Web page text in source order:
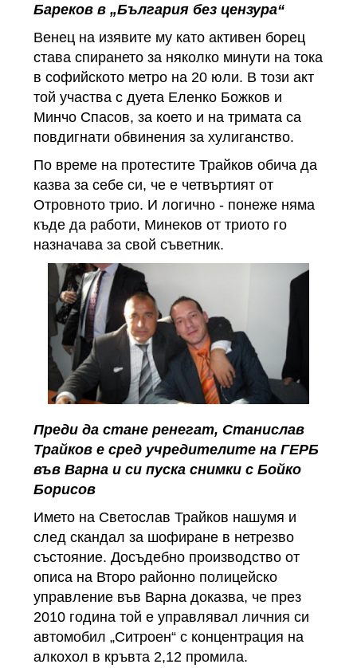
Бареков в „България без цензура“
Венец на изявите му като активен борец
става спирането за няколко минути на тока
в софийското метро на 20 юли. В този акт
той участва с дуета Еленко Божков и
Минчо Спасов, за което и на тримата са
повдигнати обвинения за хулиганство.
По време на протестите Трайков обича да
казва за себе си, че е четвъртият от
Отровното трио. И логично - понеже няма
къде да работи, Минеков от триото го
назначава за свой съветник.
Преди да стане ренегат, Станислав
Трайков е сред учредителите на ГЕРБ
във Варна и си пуска снимки с Бойко
Борисов
Името на Светослав Трайков нашумя и
след скандал за шофиране в нетрезво
състояние. Досъдебно производство от
описа на Второ районно полицейско
управление във Варна доказва, че през
2010 година той e управлявал личния си
автомобил „Ситроен“ с концентрация на
алкохол в кръвта 2,12 промила.